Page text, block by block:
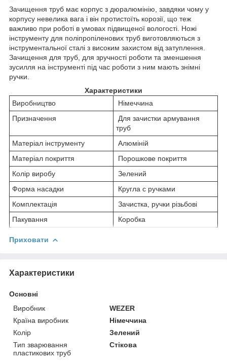
Зачищення труб має корпус з дюралюмінію, завдяки чому у
корпусу невелика вага і він протистоїть корозії, що теж
важливо при роботі в умовах підвищеної вологості. Ножі
інструменту для поліпропіленових труб виготовляються з
інструментальної сталі з високим захистом від затуплення.
Зачищення для труб, для зручності роботи та зменшення
зусилля на інструменті під час роботи з ним мають знімні
ручки.
Характеристики
Виробництво
Німеччина
Призначення
Для зачистки армування
труб
Матеріал інструменту
Алюміній
Матеріал покриття
Порошкове покриття
Колір виробу
Зелений
Форма насадки
Кругла с ручками
Комплектація
Зачистка, ручки різьбові
Пакування
Коробка
Приховати
Характеристики
Основні
Виробник
WEZER
Країна виробник
Німеччина
Колір
Зелений
Тип зварювання
пластикових труб
Стікова